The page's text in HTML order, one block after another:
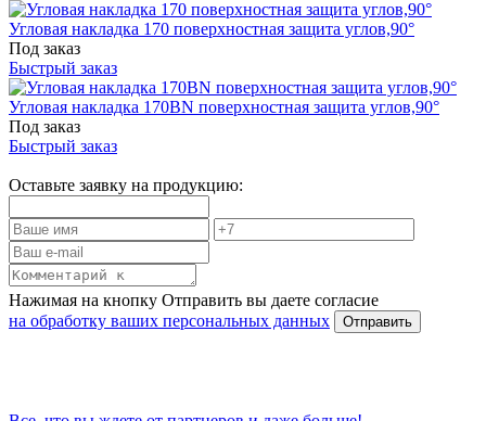
Угловая накладка 170 поверхностная защита углов,90°
Под заказ
Быстрый заказ
Угловая накладка 170BN поверхностная защита углов,90°
Под заказ
Быстрый заказ
Оставьте заявку на продукцию:
Нажимая на кнопку Отправить вы даете согласие
на обработку ваших персональных данных